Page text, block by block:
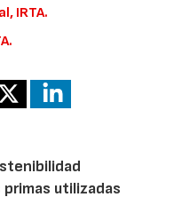
IRTA.
utilizadas